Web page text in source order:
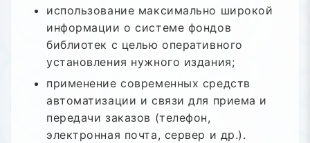
использование максимально широкой
информации о системе фондов
библиотек с целью оперативного
установления нужного издания;
применение современных средств
автоматизации и связи для приема и
передачи заказов (телефон,
электронная почта, сервер и др.).